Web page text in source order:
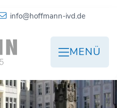
info@hoffmann-ivd.de
MENÜ